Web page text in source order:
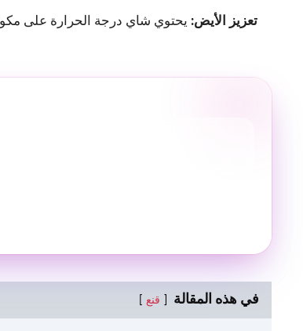
- تعزيز الأيض: يحتوي شاي درجة الحرارة على
في هذه المقالة قنع